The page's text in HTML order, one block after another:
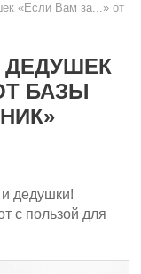
«Если Вам за...» от
ДЕДУШЕК
БАЗЫ
дедушки!
с пользой для